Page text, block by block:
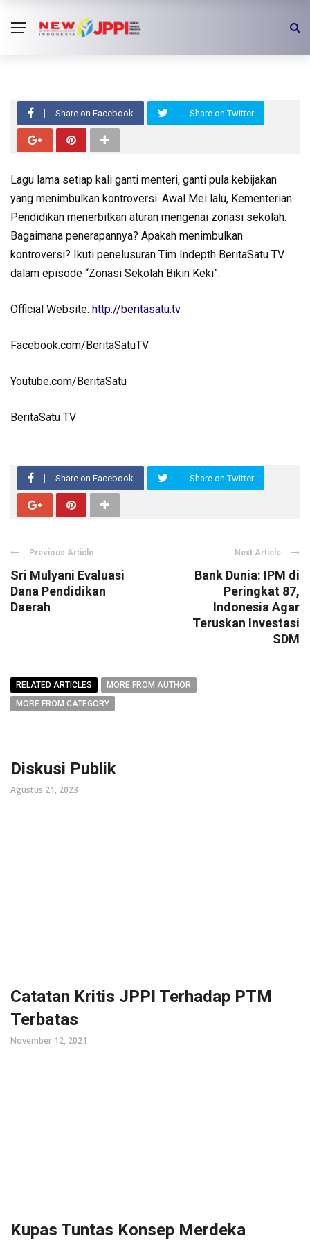
Indepth Zonasi Sekolah Bikin Keki
Share on Facebook Share on Twitter
Lagu lama setiap kali ganti menteri, ganti pula kebijakan
yang menimbulkan kontroversi. Awal Mei lalu, Kementerian
Pendidikan menerbitkan aturan mengenai zonasi sekolah.
Bagaimana penerapannya? Apakah menimbulkan
kontroversi? Ikuti penelusuran Tim Indepth BeritaSatu TV
dalam episode “Zonasi Sekolah Bikin Keki”.
Official Website: http://beritasatu.tv
Facebook.com/BeritaSatuTV
Youtube.com/BeritaSatu
BeritaSatu TV
Share on Facebook Share on Twitter
Previous Article
Sri Mulyani Evaluasi
Dana Pendidikan
Daerah
Next Article
Bank Dunia: IPM di
Peringkat 87,
Indonesia Agar
Teruskan Investasi
SDM
RELATED ARTICLES
MORE FROM AUTHOR
MORE FROM CATEGORY
Diskusi Publik
Agustus 21, 2023
Catatan Kritis JPPI Terhadap PTM
Terbatas
November 12, 2021
Kupas Tuntas Konsep Merdeka